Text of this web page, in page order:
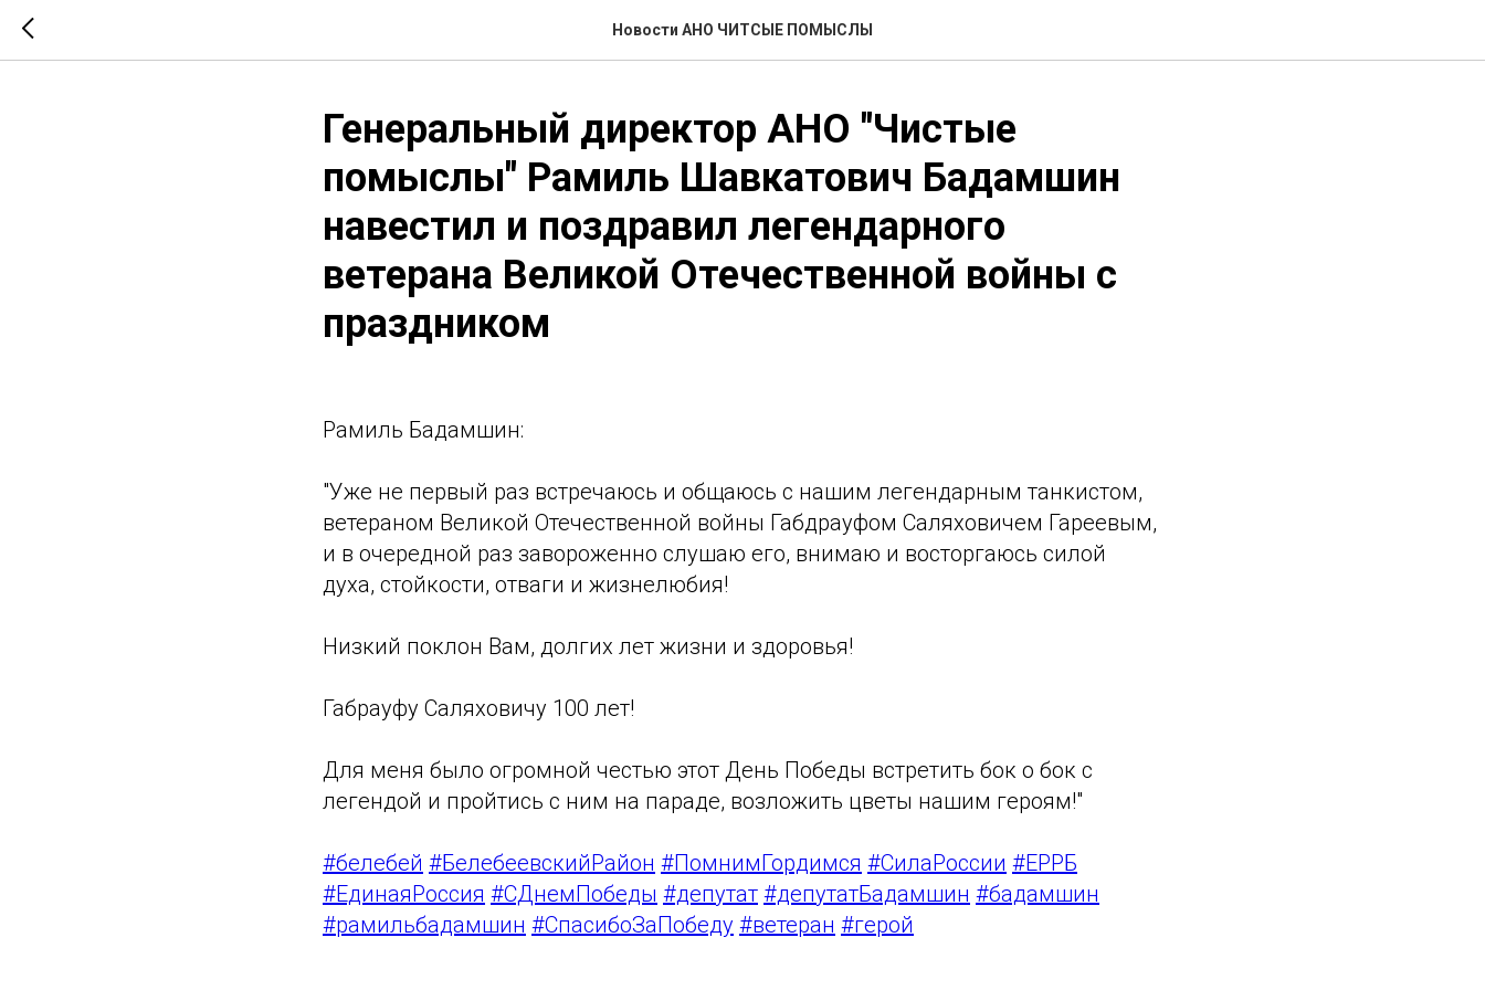
Новости АНО ЧИТСЫЕ ПОМЫСЛЫ
Генеральный директор АНО "Чистые
помыслы" Рамиль Шавкатович Бадамшин
навестил и поздравил легендарного
ветерана Великой Отечественной войны с
праздником
Рамиль Бадамшин:
"Уже не первый раз встречаюсь и общаюсь с нашим легендарным танкистом,
ветераном Великой Отечественной войны Габдрауфом Саляховичем Гареевым,
и в очередной раз завороженно слушаю его, внимаю и восторгаюсь силой
духа, стойкости, отваги и жизнелюбия!
Низкий поклон Вам, долгих лет жизни и здоровья!
Габрауфу Саляховичу 100 лет!
Для меня было огромной честью этот День Победы встретить бок о бок с
легендой и пройтись с ним на параде, возложить цветы нашим героям!"
#белебей #БелебеевскийРайон #ПомнимГордимся #СилаРоссии #ЕРРБ
#ЕдинаяРоссия #СДнемПобеды #депутат #депутатБадамшин #бадамшин
#рамильбадамшин #СпасибоЗаПобеду #ветеран #герой